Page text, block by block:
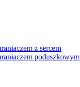
z sercem
poduszkowym